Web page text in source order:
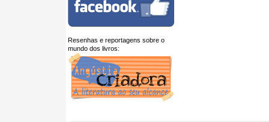
Resenhas e reportagens sobre o
mundo dos livros: